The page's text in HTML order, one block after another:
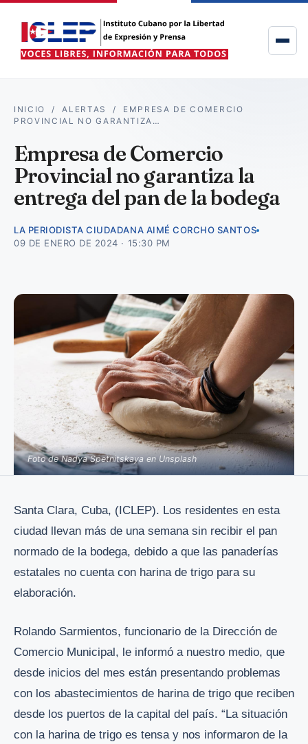
INICIO /ALERTAS / EMPRESA DE COMERCIO
PROVINCIAL NO GARANTIZA…
Empresa de Comercio
Provincial no garantiza la
entrega del pan de la bodega
LA PERIODISTA CIUDADANA AIMÉ CORCHO SANTOS
09 DE ENERO DE 2024 · 15:30 PM
Foto de Nadya Spetnitskaya en Unsplash
Santa Clara, Cuba, (ICLEP). Los residentes en esta
ciudad llevan más de una semana sin recibir el pan
normado de la bodega, debido a que las panaderías
estatales no cuenta con harina de trigo para su
elaboración.
Rolando Sarmientos, funcionario de la Dirección de
Comercio Municipal, le informó a nuestro medio, que
desde inicios del mes están presentando problemas
con los abastecimientos de harina de trigo que reciben
desde los puertos de la capital del país. “La situación
con la harina de trigo es tensa y nos informaron de la